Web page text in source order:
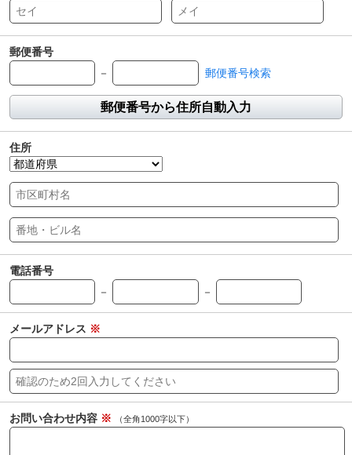
郵便番号
－
郵便番号検索
郵便番号から住所自動入力
住所
電話番号
－
－
メールアドレス ※
お問い合わせ内容 ※ （全角1000字以下）